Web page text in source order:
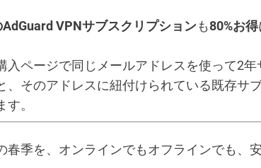
VPNサブスクリプションも80%お得
入ページで同じメールアドレスを使って2
、そのアドレスに紐付けられている既存サ
。
春季を、オンラインでもオフラインでも、